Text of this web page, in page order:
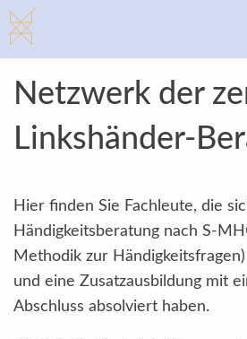
Zum
Inhalt
springen
Netzwerk der
Linkshänder-
Hier finden Sie Fachleute, die
Händigkeitsberatung nach S-
Methodik zur
und eine Zusatzausbildung mit
Abschluss absolviert haben.